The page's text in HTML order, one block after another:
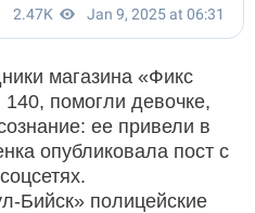
магазина «Фикс
помогли девочке,
ее привели в
опубликовала пост с
Бийск» полицейские